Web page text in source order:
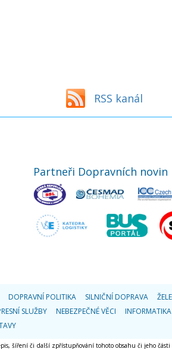
RSS kanál
Partneři Dopravních novin
DOPRAVNÍ POLITIKA SILNIČNÍ DOPRAVA
SLUŽBY NEBEZPEČNÉ VĚCI INFORMATIKA
šíření či další zpřístupňování tohoto obsahu či jeho